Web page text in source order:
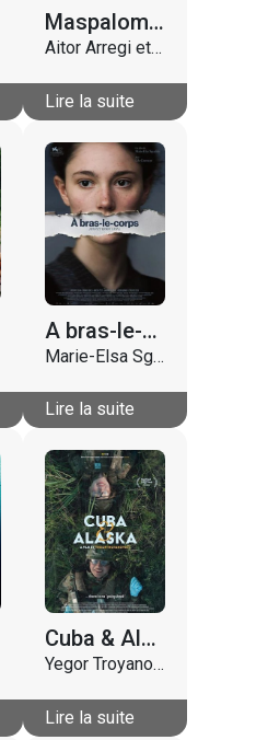
Maspalomas
Aitor Arregi et Jose Mari Goenaga
Lire la suite
A bras-le-corps (Silent rebellion)
Marie-Elsa Sgualdo
Lire la suite
Cuba & Alaska
Yegor Troyanovsky
Lire la suite